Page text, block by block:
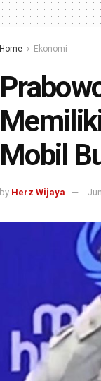
Home Ekonomi
Mobil
by Herz Wijaya